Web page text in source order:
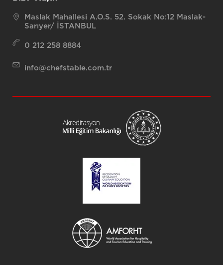
Maslak Mahallesi A.O.S. 52. Sokak No:12 Maslak-
Sarıyer/ İSTANBUL
0 212 258 8884
info@chefstable.com.tr